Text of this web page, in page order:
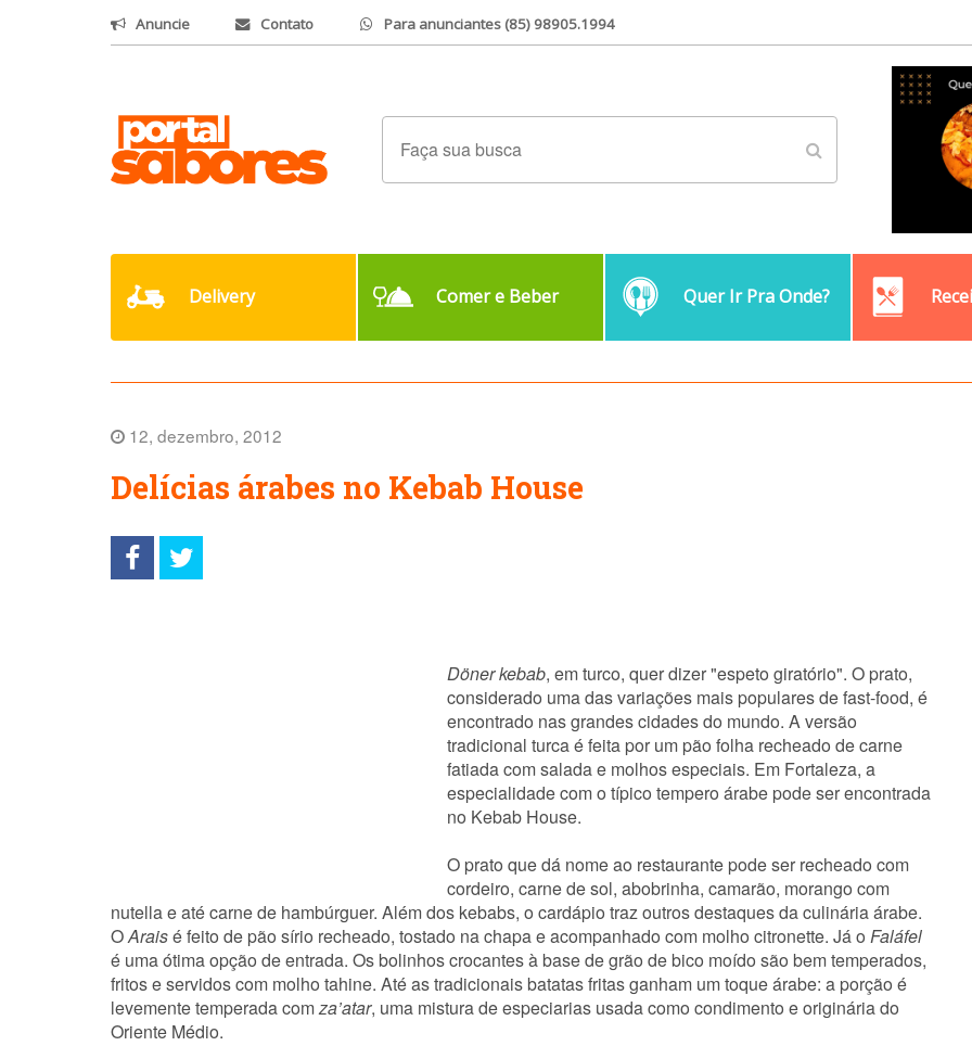
Anuncie Contato Para anunciantes (85) 98905.1994
Delivery Comer e Beber Quer Ir Pra Onde?
12, dezembro, 2012
Delícias árabes no Kebab House
Döner kebab, em turco, quer dizer "espeto giratório". O prato,
considerado uma das variações mais populares de fast-food, é
encontrado nas grandes cidades do mundo. A versão
tradicional turca é feita por um pão folha recheado de carne
fatiada com salada e molhos especiais. Em Fortaleza, a
especialidade com o típico tempero árabe pode ser encontrada
no Kebab House.
O prato que dá nome ao restaurante pode ser recheado com
cordeiro, carne de sol, abobrinha, camarão, morango com
nutella e até carne de hambúrguer. Além dos kebabs, o cardápio traz outros destaques da culinária árabe.
OAraisé feito de pão sírio recheado, tostado na chapa e acompanhado com molho citronette. Já o Faláfel
é uma ótima opção de entrada. Os bolinhos crocantes à base de grão de bico moído são bem temperados,
fritos e servidos com molho tahine. Até as tradicionais batatas fritas ganham um toque árabe: a porção é
levemente temperada comza’atar, uma mistura de especiarias usada como condimento e originária do
Oriente Médio.